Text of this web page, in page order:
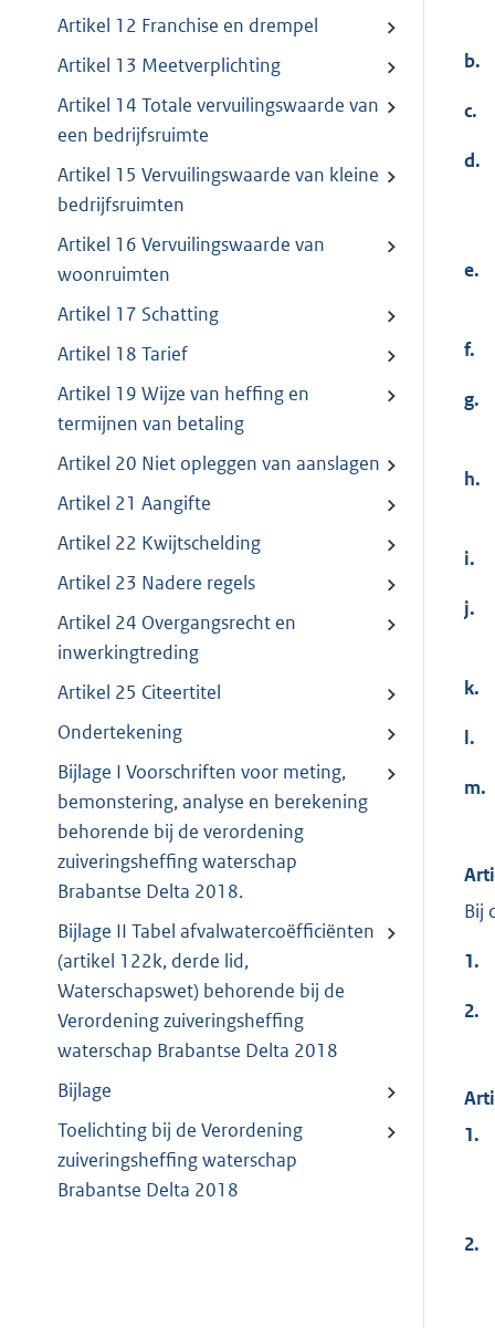
Artikel 12 Franchise en drempel
Artikel 13 Meetverplichting
Artikel 14 Totale vervuilingswaarde van
een bedrijfsruimte
Artikel 15 Vervuilingswaarde van kleine
bedrijfsruimten
Artikel 16 Vervuilingswaarde van
woonruimten
Artikel 17 Schatting
Artikel 18 Tarief
Artikel 19 Wijze van heffing en
termijnen van betaling
Artikel 20 Niet opleggen van aanslagen
Artikel 21 Aangifte
Artikel 22 Kwijtschelding
Artikel 23 Nadere regels
Artikel 24 Overgangsrecht en
inwerkingtreding
Artikel 25 Citeertitel
Ondertekening
Bijlage I Voorschriften voor meting,
bemonstering, analyse en berekening
behorende bij de verordening
zuiveringsheffing waterschap
Brabantse Delta 2018.
Bijlage II Tabel afvalwatercoëfficiënten
(artikel 122k, derde lid,
Waterschapswet) behorende bij de
Verordening zuiveringsheffing
waterschap Brabantse Delta 2018
Bijlage
Toelichting bij de Verordening
zuiveringsheffing waterschap
Brabantse Delta 2018
b.
c.
d.
e.
f.
g.
h.
i.
j.
k.
l.
m.
Bij
1.
2.
1.
2.